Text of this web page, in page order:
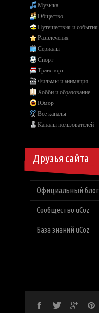
Музыка
Общество
Путешествия и события
Развлечения
Сериалы
Спорт
Транспорт
Фильмы и анимация
Хобби и образование
Юмор
Все каналы
Каналы пользователей
Друзья сайта
Официальный блог
Сообщество uCoz
База знаний uCoz